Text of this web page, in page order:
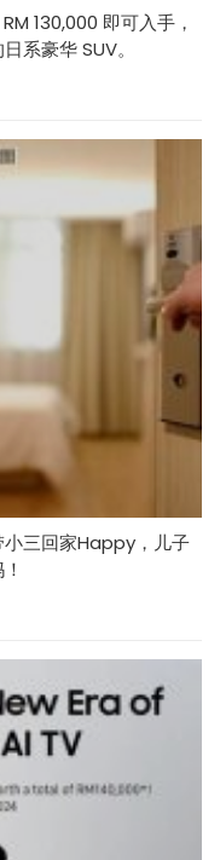
130,000 即可入手，
系豪华 SUV。
小三回家Happy，儿子